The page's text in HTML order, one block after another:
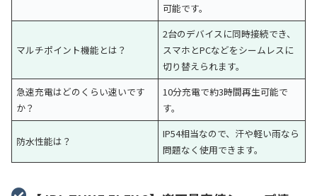
可能です。
マルチポイント機能とは？
2台のデバイスに同時接続でき、
スマホとPCなどをシームレスに
切り替えられます。
急速充電はどのくらい速いです
か？
10分充電で約3時間再生可能で
す。
防水性能は？
IP54相当なので、汗や軽い雨なら
問題なく使用できます。